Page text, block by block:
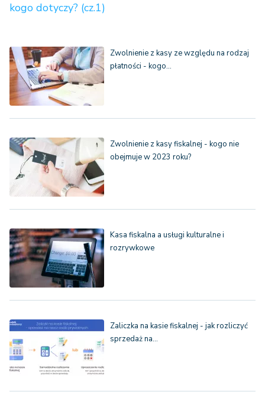
kogo dotyczy? (cz.1)
Zwolnienie z kasy ze względu na rodzaj
płatności - kogo…
Zwolnienie z kasy fiskalnej - kogo nie
obejmuje w 2023 roku?
Kasa fiskalna a usługi kulturalne i
rozrywkowe
Zaliczka na kasie fiskalnej - jak rozliczyć
sprzedaż na…